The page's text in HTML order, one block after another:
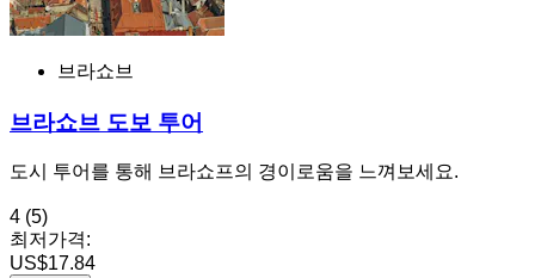
브라쇼브
브라쇼브 도보 투어
도시 투어를 통해 브라쇼프의 경이로움을 느껴보세요.
4 (5)
최저가격:
US$17.84